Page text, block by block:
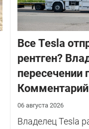
Все Tesla
рентген?
пересечении
06 августа 2026
Владелец Tesla